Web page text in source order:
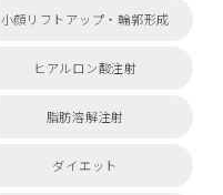
小顔リフトアップ・輪郭形成
ヒアルロン酸注射
脂肪溶解注射
ダイエット